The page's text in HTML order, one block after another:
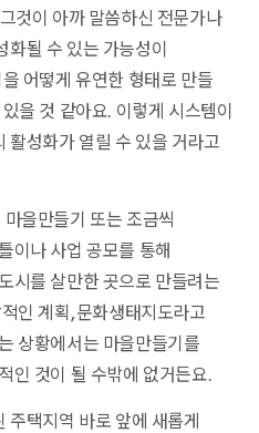
것이 아까 말씀하신 전문가나
될 수 있는 가능성이
어떻게 유연한 형태로 만들
을 것 같아요. 이렇게 시스템이
활성화가 열릴 수 있을 거라고
을만들기 또는 조금씩
이나 사업 공모를 통해
시를 살만한 곳으로 만들려는
인 계획, 문화생태지도라고
상황에서는 마을만들기를
인 것이 될 수밖에 없거든요.
택지역 바로 앞에 새롭게